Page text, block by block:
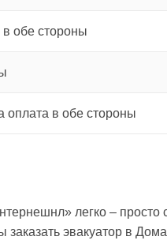
в обе стороны
оплата в обе стороны
легко – просто
заказать эвакуатор в